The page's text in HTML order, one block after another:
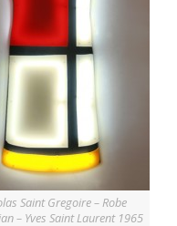
Saint Gregoire – Robe
– Yves Saint Laurent 1965